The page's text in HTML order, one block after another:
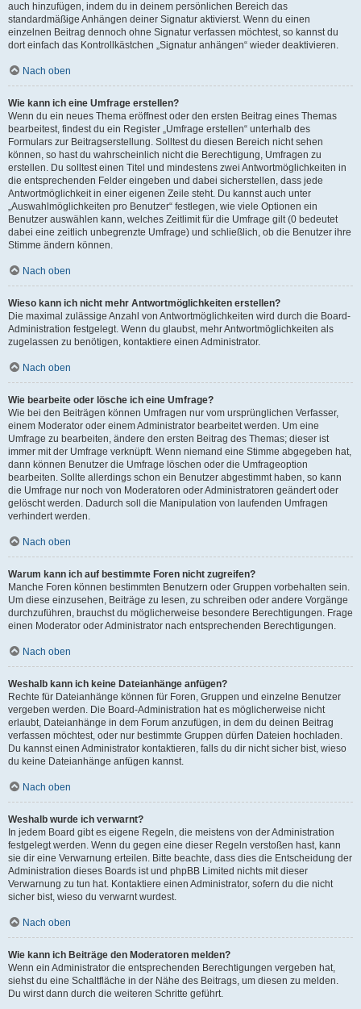
auch hinzufügen, indem du in deinem persönlichen Bereich das
standardmäßige Anhängen deiner Signatur aktivierst. Wenn du einen
einzelnen Beitrag dennoch ohne Signatur verfassen möchtest, so kannst du
dort einfach das Kontrollkästchen „Signatur anhängen“ wieder deaktivieren.
Nach oben
Wie kann ich eine Umfrage erstellen?
Wenn du ein neues Thema eröffnest oder den ersten Beitrag eines Themas
bearbeitest, findest du ein Register „Umfrage erstellen“ unterhalb des
Formulars zur Beitragserstellung. Solltest du diesen Bereich nicht sehen
können, so hast du wahrscheinlich nicht die Berechtigung, Umfragen zu
erstellen. Du solltest einen Titel und mindestens zwei Antwortmöglichkeiten in
die entsprechenden Felder eingeben und dabei sicherstellen, dass jede
Antwortmöglichkeit in einer eigenen Zeile steht. Du kannst auch unter
„Auswahlmöglichkeiten pro Benutzer“ festlegen, wie viele Optionen ein
Benutzer auswählen kann, welches Zeitlimit für die Umfrage gilt (0 bedeutet
dabei eine zeitlich unbegrenzte Umfrage) und schließlich, ob die Benutzer ihre
Stimme ändern können.
Nach oben
Wieso kann ich nicht mehr Antwortmöglichkeiten erstellen?
Die maximal zulässige Anzahl von Antwortmöglichkeiten wird durch die Board-
Administration festgelegt. Wenn du glaubst, mehr Antwortmöglichkeiten als
zugelassen zu benötigen, kontaktiere einen Administrator.
Nach oben
Wie bearbeite oder lösche ich eine Umfrage?
Wie bei den Beiträgen können Umfragen nur vom ursprünglichen Verfasser,
einem Moderator oder einem Administrator bearbeitet werden. Um eine
Umfrage zu bearbeiten, ändere den ersten Beitrag des Themas; dieser ist
immer mit der Umfrage verknüpft. Wenn niemand eine Stimme abgegeben hat,
dann können Benutzer die Umfrage löschen oder die Umfrageoption
bearbeiten. Sollte allerdings schon ein Benutzer abgestimmt haben, so kann
die Umfrage nur noch von Moderatoren oder Administratoren geändert oder
gelöscht werden. Dadurch soll die Manipulation von laufenden Umfragen
verhindert werden.
Nach oben
Warum kann ich auf bestimmte Foren nicht zugreifen?
Manche Foren können bestimmten Benutzern oder Gruppen vorbehalten sein.
Um diese einzusehen, Beiträge zu lesen, zu schreiben oder andere Vorgänge
durchzuführen, brauchst du möglicherweise besondere Berechtigungen. Frage
einen Moderator oder Administrator nach entsprechenden Berechtigungen.
Nach oben
Weshalb kann ich keine Dateianhänge anfügen?
Rechte für Dateianhänge können für Foren, Gruppen und einzelne Benutzer
vergeben werden. Die Board-Administration hat es möglicherweise nicht
erlaubt, Dateianhänge in dem Forum anzufügen, in dem du deinen Beitrag
verfassen möchtest, oder nur bestimmte Gruppen dürfen Dateien hochladen.
Du kannst einen Administrator kontaktieren, falls du dir nicht sicher bist, wieso
du keine Dateianhänge anfügen kannst.
Nach oben
Weshalb wurde ich verwarnt?
In jedem Board gibt es eigene Regeln, die meistens von der Administration
festgelegt werden. Wenn du gegen eine dieser Regeln verstoßen hast, kann
sie dir eine Verwarnung erteilen. Bitte beachte, dass dies die Entscheidung der
Administration dieses Boards ist und phpBB Limited nichts mit dieser
Verwarnung zu tun hat. Kontaktiere einen Administrator, sofern du die nicht
sicher bist, wieso du verwarnt wurdest.
Nach oben
Wie kann ich Beiträge den Moderatoren melden?
Wenn ein Administrator die entsprechenden Berechtigungen vergeben hat,
siehst du eine Schaltfläche in der Nähe des Beitrags, um diesen zu melden.
Du wirst dann durch die weiteren Schritte geführt.